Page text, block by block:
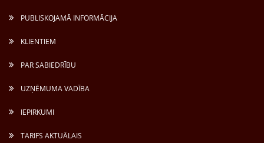
PUBLISKOJAMĀ INFORMĀCIJA
KLIENTIEM
PAR SABIEDRĪBU
UZŅĒMUMA VADĪBA
IEPIRKUMI
TARIFS AKTUĀLAIS